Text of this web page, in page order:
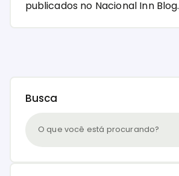
publicados no Nacional Inn Blog.
Busca